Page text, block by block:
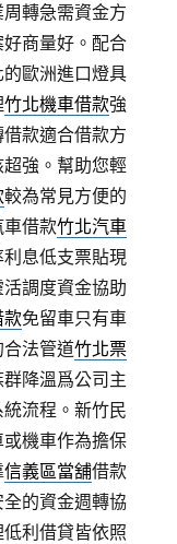
轉急需資金方
商量好。配合
歐洲進口燈具
竹北機車借款強
款適合借款方
強。幫助您輕
較為常見方便的
車借款竹北汽車
息低支票貼現
調度資金協助
款免留車只有車
法管道竹北票
降溫爲公司主
流程。新竹民
或機車作為擔保
信義區當舖借款
的資金週轉協
利借貸皆依照